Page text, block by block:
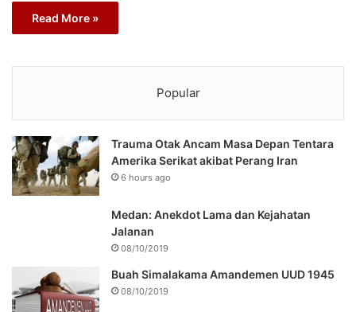
Read More »
Popular
Trauma Otak Ancam Masa Depan Tentara
Amerika Serikat akibat Perang Iran
6 hours ago
Medan: Anekdot Lama dan Kejahatan
Jalanan
08/10/2019
Buah Simalakama Amandemen UUD 1945
08/10/2019